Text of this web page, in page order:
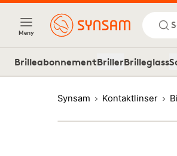
Meny
BrilleabonnementBrillerBrilleglass
Synsam Kontaktlinser